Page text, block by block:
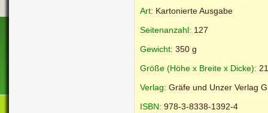
Art: Kartonierte Ausgabe
Seitenanzahl: 127
Gewicht: 350 g
Größe (Höhe x Breite x Dicke):
Verlag: Gräfe und Unzer Verlag
ISBN: 978-3-8338-1392-4